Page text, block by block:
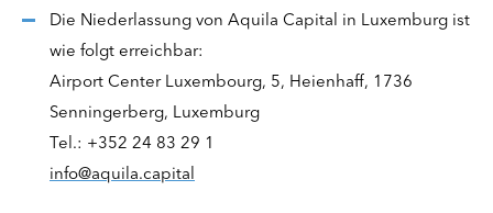
Die Niederlassung von Aquila Capital in Luxemburg ist
wie folgt erreichbar:
Airport Center Luxembourg, 5, Heienhaff, 1736
Senningerberg, Luxemburg
Tel.: +352 24 83 29 1
info@aquila.capital